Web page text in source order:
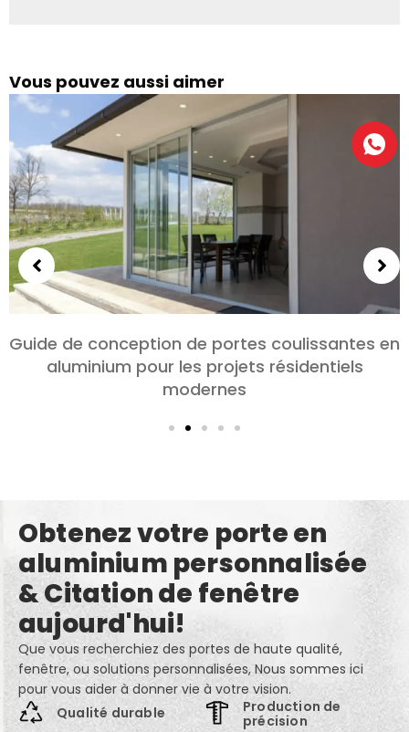
Vous pouvez aussi aimer
Choisir des portes en aluminium pour les
chambres et les salons: Confort, Style, et
confidentialité
Obtenez votre porte en
aluminium personnalisée
& Citation de fenêtre
aujourd'hui!
Que vous recherchiez des portes de haute qualité,
fenêtre, ou solutions personnalisées, Nous sommes ici
pour vous aider à donner vie à votre vision.
Qualité durable
Production de
précision